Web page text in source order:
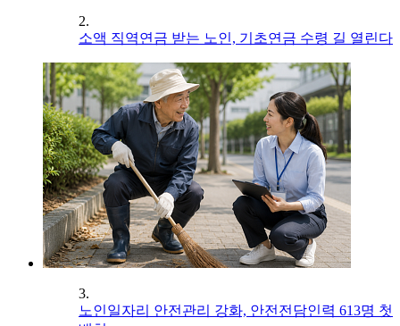
2.
소액 직역연금 받는 노인, 기초연금 수령 길 열린다
3.
노인일자리 안전관리 강화, 안전전담인력 613명 첫